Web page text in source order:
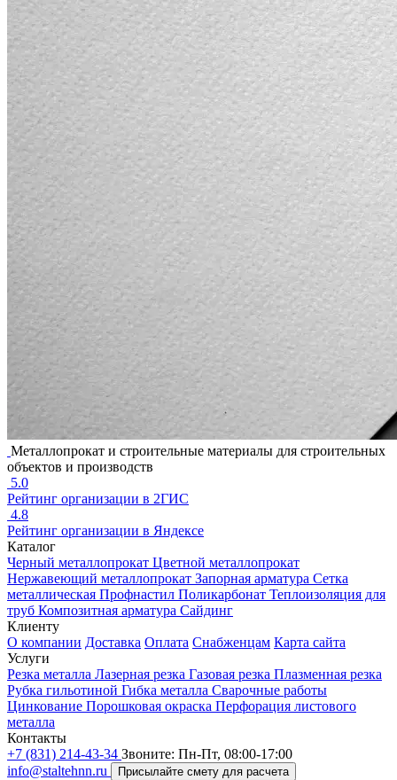
Металлопрокат и строительные материалы для строительных
объектов и производств
5.0
Рейтинг организации в 2ГИС
4.8
Рейтинг организации в Яндексе
Каталог
Черный металлопрокат Цветной металлопрокат
Нержавеющий металлопрокат Запорная арматура Сетка
металлическая Профнастил Поликарбонат Теплоизоляция для
труб Композитная арматура Сайдинг
Клиенту
О компании Доставка Оплата Снабженцам Карта сайта
Услуги
Резка металла Лазерная резка Газовая резка Плазменная резка
Рубка гильотиной Гибка металла Сварочные работы
Цинкование Порошковая окраска Перфорация листового
металла
Контакты
+7 (831) 214-43-34 Звоните: Пн-Пт, 08:00-17:00
info@staltehnn.ru
Присылайте смету для расчета